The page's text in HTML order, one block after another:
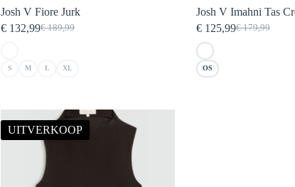
Josh V Fiore Jurk
€189,99
Oorspronkelijke
€ 189,99.
€ 132,99Huidige
€ 132,99.
S M L XL
Josh V Imahni Tas
€179,99
€ 125,99Huidige
OS
UITVERKOOP